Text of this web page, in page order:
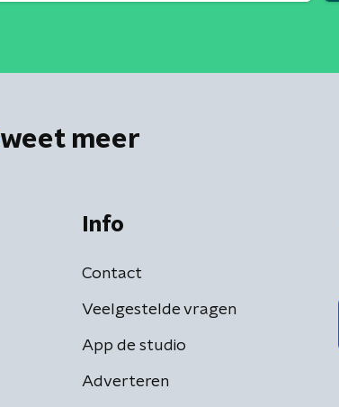
weet meer
Info
Contact
Veelgestelde vragen
App de studio
Adverteren